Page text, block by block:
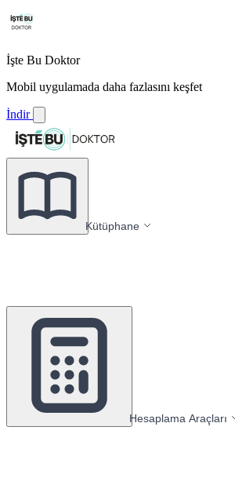
İşte Bu Doktor
Mobil uygulamada daha fazlasını keşfet
İndir
Kütüphane
Hesaplama Araçları